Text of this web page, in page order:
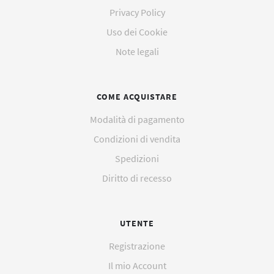
celle ossigeno originali e compatibili
NMT Mechano Sensors ricambi originali
Ricambi Siemens Monitor SC o Draeger Affinity e altri
Privacy Policy
Uso dei Cookie
Note legali
COME ACQUISTARE
Modalità di pagamento
Condizioni di vendita
Spedizioni
Diritto di recesso
UTENTE
Registrazione
Il mio Account